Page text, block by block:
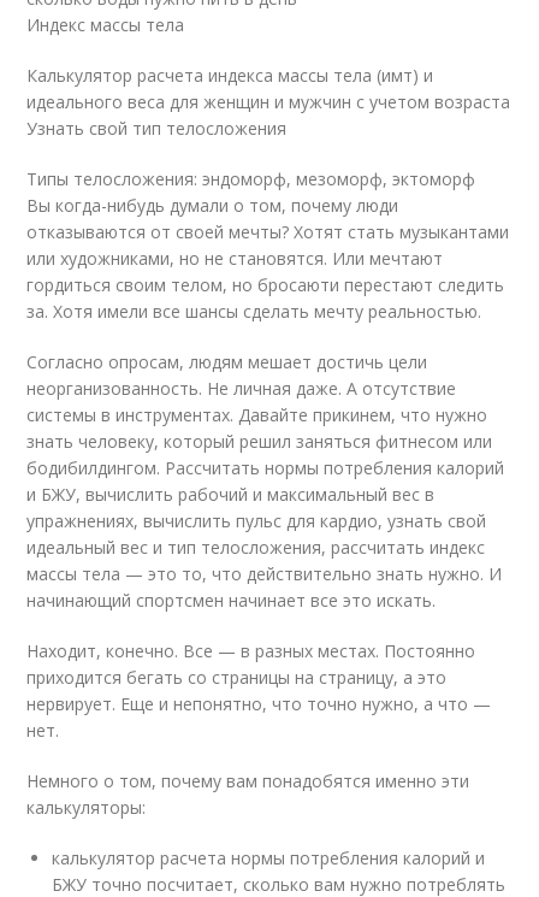
Индекс массы тела
Калькулятор расчета индекса массы тела (имт) и
идеального веса для женщин и мужчин с учетом возраста
Узнать свой тип телосложения
Типы телосложения: эндоморф, мезоморф, эктоморф
Вы когда-нибудь думали о том, почему люди
отказываются от своей мечты? Хотят стать музыкантами
или художниками, но не становятся. Или мечтают
гордиться своим телом, но бросаюти перестают следить
за. Хотя имели все шансы сделать мечту реальностью.
Согласно опросам, людям мешает достичь цели
неорганизованность. Не личная даже. А отсутствие
системы в инструментах. Давайте прикинем, что нужно
знать человеку, который решил заняться фитнесом или
бодибилдингом. Рассчитать нормы потребления калорий
и БЖУ, вычислить рабочий и максимальный вес в
упражнениях, вычислить пульс для кардио, узнать свой
идеальный вес и тип телосложения, рассчитать индекс
массы тела — это то, что действительно знать нужно. И
начинающий спортсмен начинает все это искать.
Находит, конечно. Все — в разных местах. Постоянно
приходится бегать со страницы на страницу, а это
нервирует. Еще и непонятно, что точно нужно, а что —
нет.
Немного о том, почему вам понадобятся именно эти
калькуляторы:
калькулятор расчета нормы потребления калорий и
БЖУ точно посчитает, сколько вам нужно потреблять